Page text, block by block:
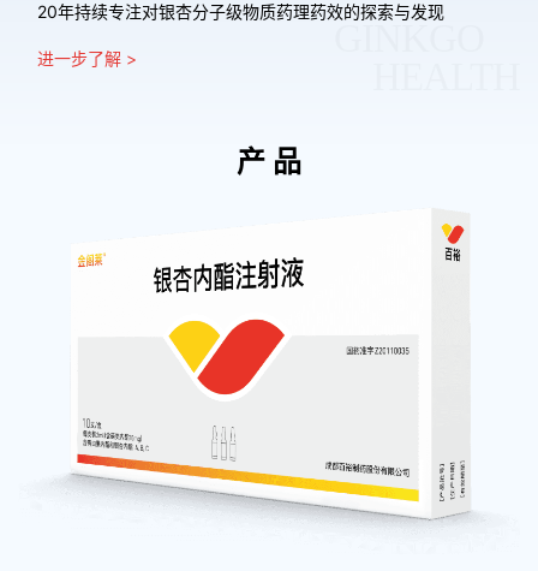
20年持续专注对银杏分子级物质药理药效的探索与发现
进一步了解 >
产 品